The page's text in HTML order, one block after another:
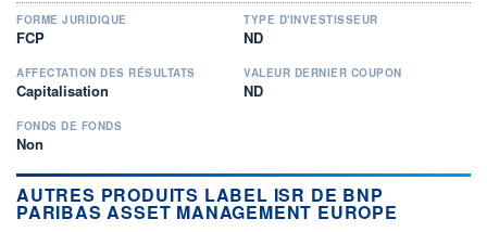
FORME JURIDIQUE
FCP
TYPE D'INVESTISSEUR
ND
AFFECTATION DES RÉSULTATS
Capitalisation
VALEUR DERNIER COUPON
ND
FONDS DE FONDS
Non
AUTRES PRODUITS LABEL ISR DE BNP
PARIBAS ASSET MANAGEMENT EUROPE